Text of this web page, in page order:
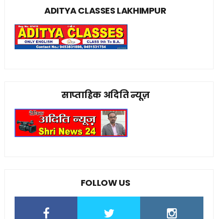
ADITYA CLASSES LAKHIMPUR
साप्ताहिक अदिति न्यूज़
FOLLOW US